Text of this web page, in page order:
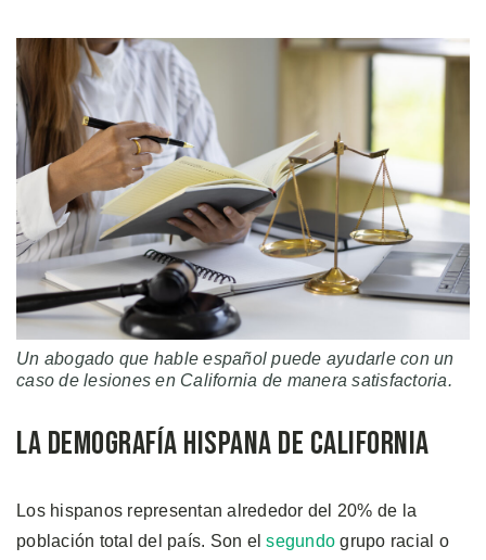
Un abogado que hable español puede ayudarle con un
caso de lesiones en California de manera satisfactoria.
La Demografía Hispana de California
Los hispanos representan alrededor del 20% de la
población total del país. Son elsegundo grupo racial o